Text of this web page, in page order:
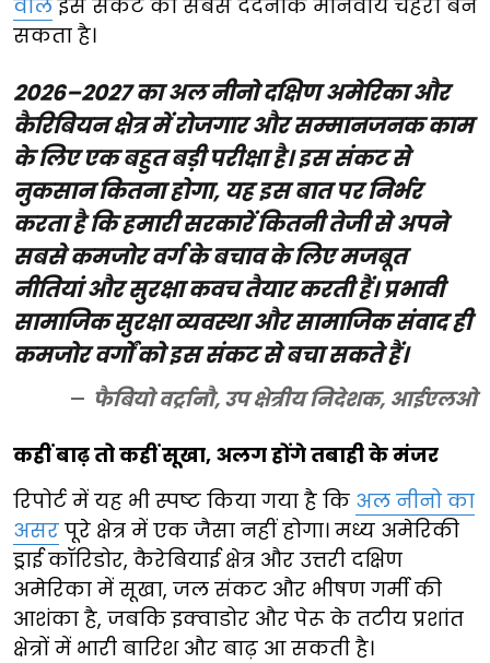
वालेइस संकट का सबसे दर्दनाक मानवीय चेहरा बन
सकता है।
2026–2027 का अल नीनो दक्षिण अमेरिका और
कैरिबियन क्षेत्र में रोजगार और सम्मानजनक काम
के लिए एक बहुत बड़ी परीक्षा है। इस संकट से
नुकसान कितना होगा, यह इस बात पर निर्भर
करता है कि हमारी सरकारें कितनी तेजी से अपने
सबसे कमजोर वर्ग के बचाव के लिए मजबूत
नीतियां और सुरक्षा कवच तैयार करती हैं। प्रभावी
सामाजिक सुरक्षा व्यवस्था और सामाजिक संवाद ही
कमजोर वर्गों को इस संकट से बचा सकते हैं।
फैबियो वर्ट्रानौ, उप क्षेत्रीय निदेशक, आईएलओ
कहीं बाढ़ तो कहीं सूखा, अलग होंगे तबाही के मंजर
रिपोर्ट में यह भी स्पष्ट किया गया है कि अल नीनो का
असर पूरे क्षेत्र में एक जैसा नहीं होगा। मध्य अमेरिकी
ड्राई कॉरिडोर, कैरेबियाई क्षेत्र और उत्तरी दक्षिण
अमेरिका में सूखा, जल संकट और भीषण गर्मी की
आशंका है, जबकि इक्वाडोर और पेरू के तटीय प्रशांत
क्षेत्रों में भारी बारिश और बाढ़ आ सकती है।